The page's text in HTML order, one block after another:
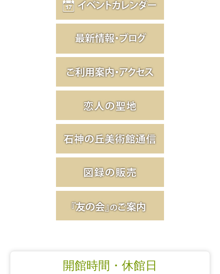
開館時間・休館日